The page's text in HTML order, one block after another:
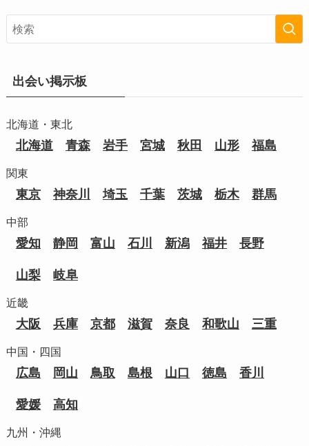
出会い掲示板
北海道・東北
北海道 青森 岩手 宮城 秋田 山形 福島
関東
東京 神奈川 埼玉 千葉 茨城 栃木 群馬
中部
愛知 静岡 富山 石川 新潟 福井 長野
山梨 岐阜
近畿
大阪 兵庫 京都 滋賀 奈良 和歌山 三重
中国・四国
広島 岡山 鳥取 島根 山口 徳島 香川
愛媛 高知
九州・沖縄